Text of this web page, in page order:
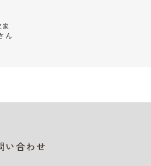
家
ん
い合わせ